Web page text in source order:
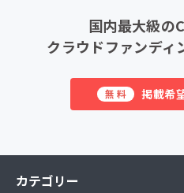
国内最大級の
クラウドファンディ
無料 掲載希
カテゴリー